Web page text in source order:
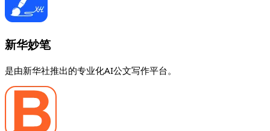
新华妙笔
是由新华社推出的专业化AI公文写作平台。